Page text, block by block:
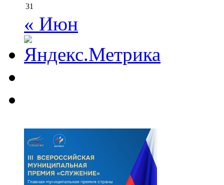
31
« Июн